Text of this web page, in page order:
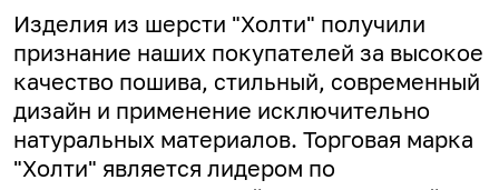
Изделия из шерсти "Холти" получили
признание наших покупателей за высокое
качество пошива, стильный, современный
дизайн и применение исключительно
натуральных материалов. Торговая марка
"Холти" является лидером по